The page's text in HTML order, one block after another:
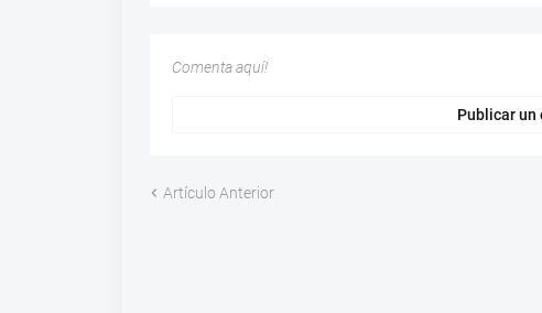
Comenta aquí!
Publicar un
Artículo Anterior